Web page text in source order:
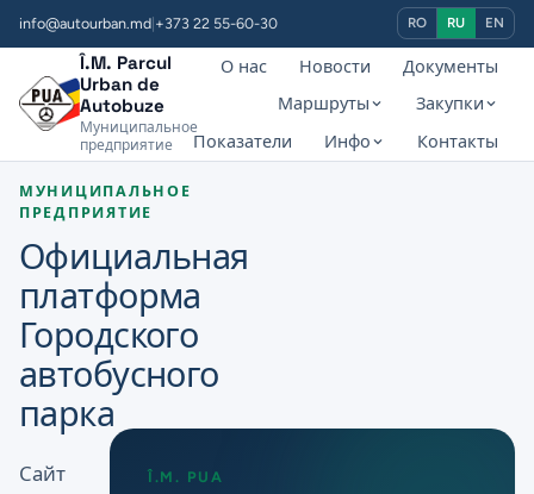
info@autourban.md +373 22 55-60-30 RO RU EN
Î.M. Parcul
Urban de
Autobuze
Муниципальное
предприятие
О нас Новости
Документы
Маршруты
Закупки
Показатели
Инфо Контакты
МУНИЦИПАЛЬНОЕ
ПРЕДПРИЯТИЕ
Официальная
платформа
Городского
автобусного
парка
Сайт
Î.M. PUA